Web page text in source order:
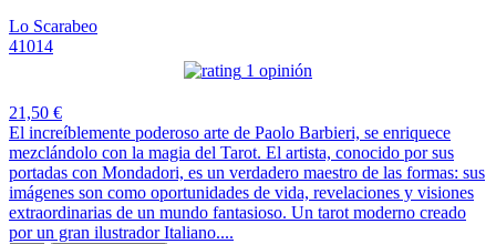
Lo Scarabeo
41014
1 opinión
21,50 €
El increíblemente poderoso arte de Paolo Barbieri, se enriquece
mezclándolo con la magia del Tarot. El artista, conocido por sus
portadas con Mondadori, es un verdadero maestro de las formas: sus
imágenes son como oportunidades de vida, revelaciones y visiones
extraordinarias de un mundo fantasioso. Un tarot moderno creado
por un gran ilustrador Italiano....